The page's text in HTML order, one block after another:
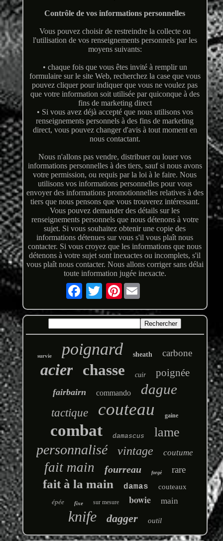
Contrôle de vos informations personnelles
Vous pouvez choisir de restreindre la collecte ou
l'utilisation de vos renseignements personnels par les
moyens suivants:
• chaque fois que vous êtes invité à remplir un
formulaire sur le site Web, recherchez la case que vous
pouvez cliquer pour indiquer que vous ne voulez pas
que votre information soit utilisée par quiconque à des
fins de marketing direct
• Si vous avez déjà accepté que nous utilisons vos
renseignements personnels à des fins de marketing
direct, vous pouvez changer d'avis à tout moment en
nous contactant.
Nous n'allons pas vendre, distribuer ou louer vos
informations personnelles à des tiers, sauf si nous avons
votre permission, ou requis par la loi à le faire. Nous
utilisons vos informations personnelles pour vous
envoyer des informations promotionnelles relatives à des
tiers que nous pensons que vous trouverez intéressant.
Vous pouvez demander des détails sur les
renseignements personnels que nous détenons à votre
sujet. Si vous souhaitez obtenir une copie des
informations détenues sur vous s'il vous plaît nous
contacter. Si vous croyez que les informations que nous
détenons à votre sujet sont inexactes ou incomplets, s'il
vous plaît nous contacter. Nous allons corriger sans délai
toute information jugée inexacte.
Pinterest
survie poignard sheath carbone
acier chasse cuir poignée
fairbairn commando dague
tactique couteau gaine
combat damascus lame
personnalisé vintage coutume
fait main fourreau forgé rare
fait à la main damas couteaux
épée fixe sur mesure bowie main
knife dagger outil